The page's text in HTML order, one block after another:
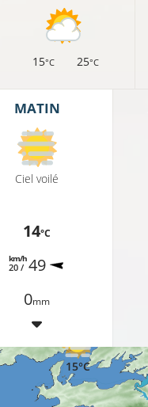
15°C 25°C
MATIN
Ciel voilé
14°C
20 /
km/h49
0mm
15°C